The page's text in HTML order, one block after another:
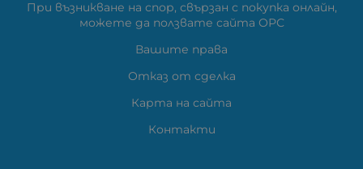
При възникване на спор, свързан с покупка онлайн,
можете да ползвате сайта ОРС
Вашите права
Отказ от сделка
Карта на сайта
Контакти